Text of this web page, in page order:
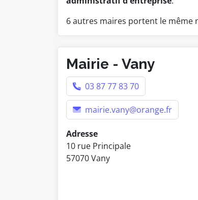
6 autres maires portent le même
Mairie - Vany
03 87 77 83 70
mairie.vany@orange.fr
Adresse
10 rue Principale
57070 Vany